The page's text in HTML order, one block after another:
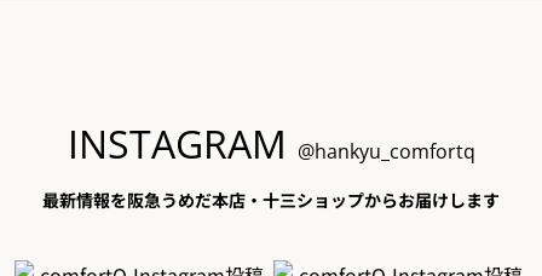
INSTAGRAM @hankyu_comfortq
最新情報を阪急うめだ本店・十三ショップからお届けします